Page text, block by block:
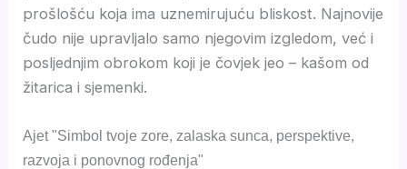
prošlošću koja ima uznemirujuću bliskost. Najnovije
čudo nije upravljalo samo njegovim izgledom, već i
posljednjim obrokom koji je čovjek jeo – kašom od
žitarica i sjemenki.
Ajet "Simbol tvoje zore, zalaska sunca, perspektive,
razvoja i ponovnog rođenja"